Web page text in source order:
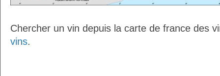
Chercher un vin depuis la carte de france des
vins.